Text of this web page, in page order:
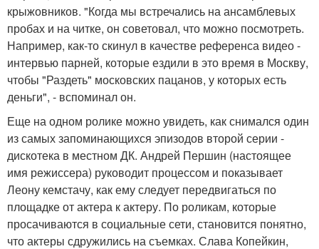
крыжовников. "Когда мы встречались на ансамблевых
пробах и на читке, он советовал, что можно посмотреть.
Например, как-то скинул в качестве референса видео -
интервью парней, которые ездили в это время в Москву,
чтобы "Раздеть" московских пацанов, у которых есть
деньги", - вспоминал он.
Еще на одном ролике можно увидеть, как снимался один
из самых запоминающихся эпизодов второй серии -
дискотека в местном ДК. Андрей Першин (настоящее
имя режиссера) руководит процессом и показывает
Леону кемстачу, как ему следует передвигаться по
площадке от актера к актеру. По роликам, которые
просачиваются в социальные сети, становится понятно,
что актеры сдружились на съемках. Слава Копейкин,